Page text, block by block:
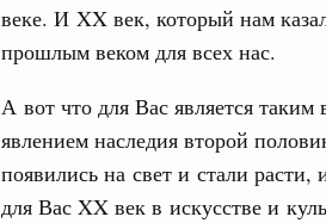
веке. И XX век, который нам
прошлым веком для всех нас.
А вот что для Вас является
явлением наследия второй
появились на свет и стали
для Вас XX век в искусстве и